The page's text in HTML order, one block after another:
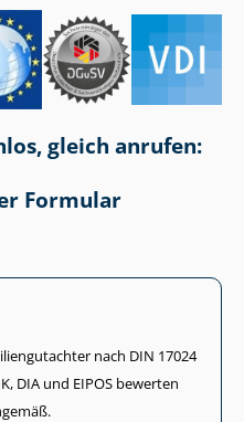
gleich anrufen:
Formular
nach DIN 17024
DIA und EIPOS bewerten